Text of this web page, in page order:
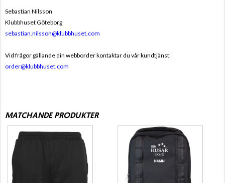
Sebastian Nilsson
Klubbhuset Göteborg
sebastian.nilsson@klubbhuset.com
Vid frågor gällande din webborder kontaktar du vår kundtjänst:
order@klubbhuset.com
MATCHANDE PRODUKTER